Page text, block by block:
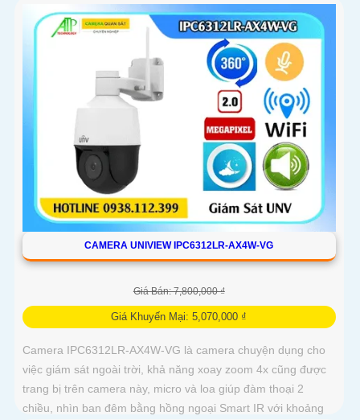
CAMERA UNIVIEW IPC6312LR-AX4W-VG
Giá Bán: 7,800,000 ₫
Giá Khuyến Mại: 5,070,000 ₫
Camera IPC6312LR-AX4W-VG là camera chuyện dụng cho
việc giám sát ngoài trời, khả năng xoay zoom 4x cũng được
trang bị trên camera này, micro và loa giúp đàm thoại 2
chiều, nhìn ban đêm bằng hồng ngoại Smart IR với khoảng